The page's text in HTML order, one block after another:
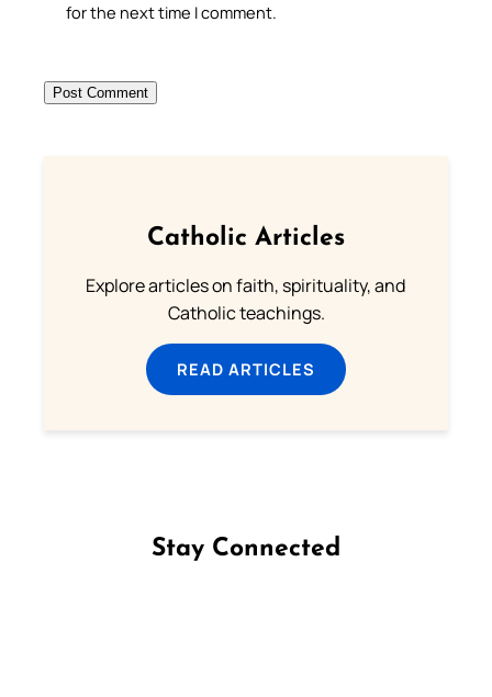
for the next time I comment.
Catholic Articles
Explore articles on faith, spirituality, and
Catholic teachings.
READ ARTICLES
Stay Connected